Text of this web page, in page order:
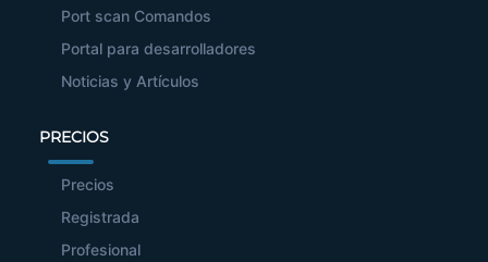
Port scan Comandos
Portal para desarrolladores
Noticias y Artículos
PRECIOS
Precios
Registrada
Profesional